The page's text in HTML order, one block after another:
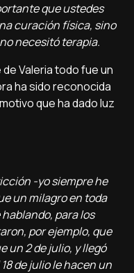
que ustedes
curación física, sino
necesitó terapia.
Valeria todo fue un
ha sido reconocida
que ha dado luz
-yo siempre he
un milagro en toda
para los
por ejemplo, que
un 2 de julio, y llegó
de julio le hacen un